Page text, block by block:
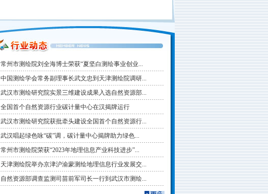
招聘信息 城市勘测杂志 会员单位
常州市测绘院刘全海博士荣获“夏坚白测绘事业创业...
中国测绘学会常务副理事长武文忠到天津测绘院调研...
武汉市测绘研究院实景三维建设成果入选自然资源部...
全国首个自然资源行业碳计量中心在汉揭牌运行
武汉市测绘研究院获批牵头建设全国首个自然资源行...
武汉唱起绿色咏“碳”调，碳计量中心揭牌助力绿色...
常州市测绘院荣获“2023年地理信息产业科技进步”...
天津测绘院举办京津沪渝蒙测绘地理信息行业发展交...
自然资源部调查监测司苗前军司长一行到武汉市测绘...